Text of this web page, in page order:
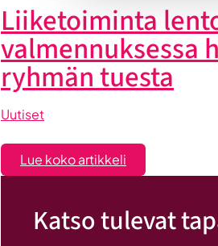
Liiketoiminta
valmennuksessa
ryhmän tuesta
Uutiset
Lue koko artikkeli
Liiketoiminta
-
valmennuksessa
Katso tulevat